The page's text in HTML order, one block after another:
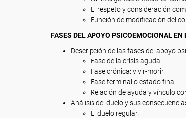
El respeto y consideración
Función de modificación del
FASES DEL APOYO PSICOEMOCIONAL EN
Descripción de las fases del apoyo
Fase de la crisis aguda.
Fase crónica: vivir-morir.
Fase terminal o estado final.
Relación de ayuda y vínculo
Análisis del duelo y sus
El duelo regular.